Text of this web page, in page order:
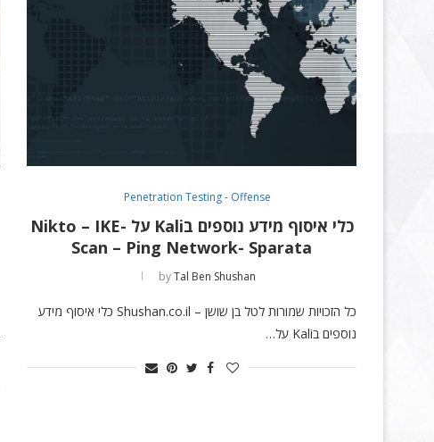
Penetration Testing - Offense
כלי איסוף מידע נוספים בKali על Nikto – IKE-
Scan – Ping Network- Sparata
byTal Ben Shushan
כל הזכויות שמורות לטל בן שושן – Shushan.co.il כלי איסוף מידע
נוספים בKali על…